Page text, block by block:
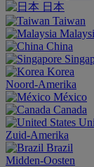
日本
Taiwan
China
Korea
Noord-Amerika
México
Canada
Zuid-Amerika
Brazil
Midden-Oosten